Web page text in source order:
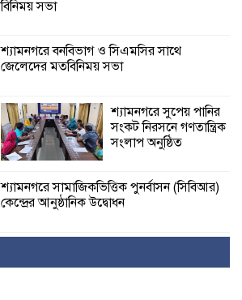
বিনিময় সভা
শ্যামনগরে বনবিভাগ ও সিএমসির সাথে
জেলেদের মতবিনিময় সভা
শ্যামনগরে সুপেয় পানির
সংকট নিরসনে গণতান্ত্রিক
সংলাপ অনুষ্ঠিত
শ্যামনগরে সামাজিকভিত্তিক পুনর্বাসন (সিবিআর)
কেন্দ্রের আনুষ্ঠানিক উদ্বোধন